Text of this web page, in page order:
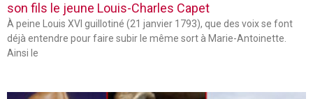
son fils le jeune Louis-Charles Capet
À peine Louis XVI guillotiné (21 janvier 1793), que des voix se font
déjà entendre pour faire subir le même sort à Marie-Antoinette.
Ainsi le